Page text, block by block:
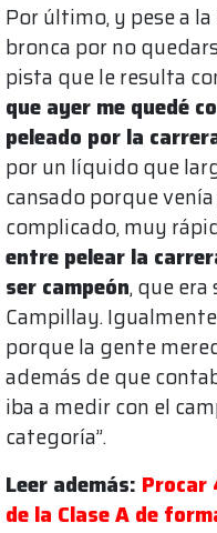
Por último, y pese a
bronca por no
pista que le resulta
que ayer me quedé
peleado por la
por un líquido que
cansado porque
complicado, muy
entre pelear la
ser campeón, que
Campillay.
porque la gente
además de que
iba a medir con el
categoría”.
Leer además: Procar
de la Clase A de